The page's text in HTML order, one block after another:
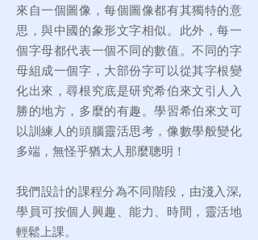
來自一個圖像，每個圖像都有其獨特的意
思，與中國的象形文字相似。此外，每一
個字母都代表一個不同的數值。不同的字
母組成一個字，大部份字可以從其字根變
化出來，尋根究底是研究希伯來文引人入
勝的地方，多麼的有趣。學習希伯來文可
以訓練人的頭腦靈活思考，像數學般變化
多端，無怪乎猶太人那麼聰明！
我們設計的課程分為不同階段，由淺入深,
學員可按個人興趣、能力、時間，靈活地
輕鬆上課。